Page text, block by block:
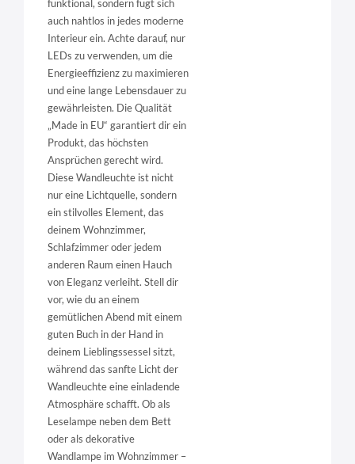
funktional, sondern fügt sich
auch nahtlos in jedes moderne
Interieur ein. Achte darauf, nur
LEDs zu verwenden, um die
Energieeffizienz zu maximieren
und eine lange Lebensdauer zu
gewährleisten. Die Qualität
„Made in EU“ garantiert dir ein
Produkt, das höchsten
Ansprüchen gerecht wird.
Diese Wandleuchte ist nicht
nur eine Lichtquelle, sondern
ein stilvolles Element, das
deinem Wohnzimmer,
Schlafzimmer oder jedem
anderen Raum einen Hauch
von Eleganz verleiht. Stell dir
vor, wie du an einem
gemütlichen Abend mit einem
guten Buch in der Hand in
deinem Lieblingssessel sitzt,
während das sanfte Licht der
Wandleuchte eine einladende
Atmosphäre schafft. Ob als
Leselampe neben dem Bett
oder als dekorative
Wandlampe im Wohnzimmer –